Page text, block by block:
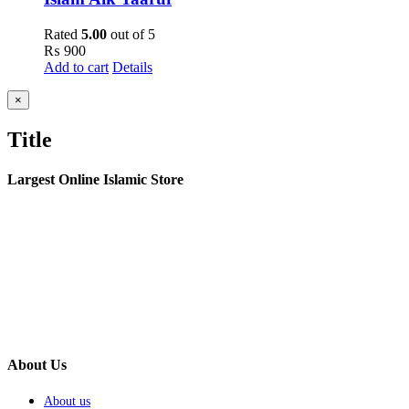
Rated 5.00 out of 5
₨ 900
Add to cart Details
Close
product
view
×
Title
Largest Online Islamic Store
About Us
About us